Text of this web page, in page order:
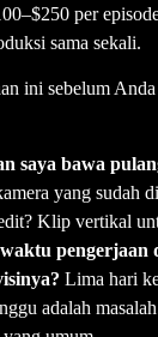
per
sama sekali.
ini sebelum
saya bawa
yang sudah
Klip vertikal
pengerjaan
Lima hari
adalah